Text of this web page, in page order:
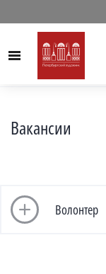
Menu
Вакансии
Волонтер